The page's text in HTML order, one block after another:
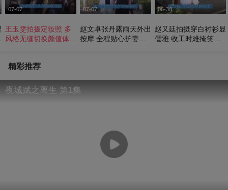
07-07
王玉雯拍摄定妆照 多
风格无缝切换颜值体态
07-07
赵文卓张丹露雨天外出
按摩 全程贴心护妻恩
06-30
赵又廷拍摄穿白衬衫显
儒雅 收工时难掩笑容
精彩推荐
夜城赋之离生 第1集